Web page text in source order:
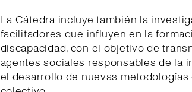
La Cátedra incluye también la
facilitadores que influyen en la
discapacidad, con el objetivo de
agentes sociales responsables de la
el desarrollo de nuevas